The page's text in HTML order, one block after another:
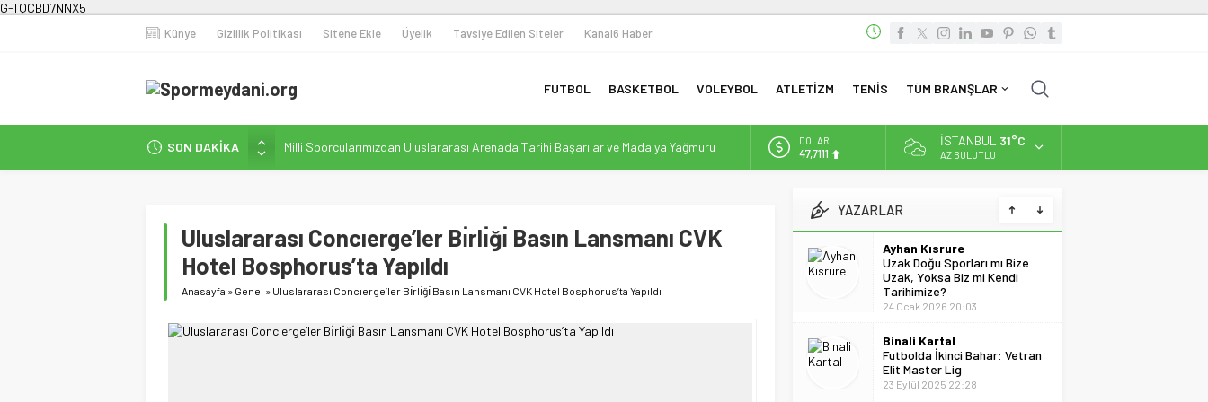
G-TQCBD7NNX5
Künye Gizlilik Politikası Sitene Ekle Üyelik Tavsiye Edilen Siteler Kanal6 Haber
FUTBOL BASKETBOL VOLEYBOL ATLETİZM TENİS TÜM BRANŞLAR
SON DAKİKA
Milli Sporcularımızdan Uluslararası Arenada Tarihi Başarılar ve Madalya Yağmuru
Karanlığa Karşı Omuz Omuza: Sporun Dönüştürücü Gücüyle Toplumsal Farkındalık
Fenerbahçe Kadın Futbolunda Yeni Bir Yapılanma ve Finansal Dönüşüm
Efor Çay’dan Futbola Destek: Efor Çay, Erbaaspor’un Yeni Gücü Oldu
DOLAR
47,7111
55,1881
ALTIN
BİST
İSTANBUL 31°C
AZ BULUTLU
Uluslararası Concıerge’ler Bı̇rlı̇ğı̇ Basın Lansmanı CVK
Hotel Bosphorus’ta Yapıldı
Anasayfa » Genel » Uluslararası Concıerge’ler Bı̇rlı̇ğı̇ Basın Lansmanı CVK Hotel Bosphorus’ta Yapıldı
YAZARLAR
Ayhan Kısrure
Uzak Doğu Sporları mı Bize
Uzak, Yoksa Biz mi Kendi
Tarihimize?
24 Ocak 2026 20:03
Binali Kartal
Futbolda İkinci Bahar: Vetran
Elit Master Lig
23 Eylül 2025 22:28